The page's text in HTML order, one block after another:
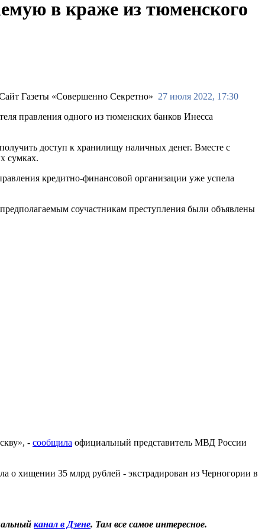
в краже из тюменского
27 июля 2022, 17:30
правления одного из тюменских банков Инесса
доступ к хранилищу наличных денег. Вместе с
сумках.
кредитно-финансовой организации уже успела
соучастникам преступления были объявлены
- сообщила официальный представитель МВД России
о хищении 35 млрд рублей - экстрадирован из Черногории в
канал в Дзене. Там все самое интересное.